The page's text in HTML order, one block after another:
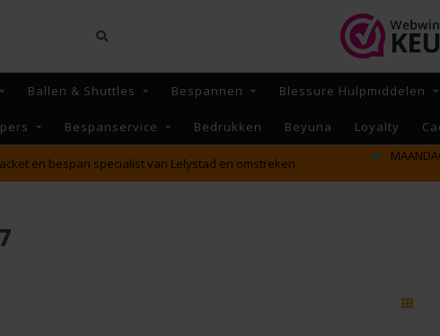
Ballen & Shuttles Bespannen Blessure Hulpmiddelen
Bespanservice Bedrukken Beyuna Loyalty
MAANDAG t/m VRIJDAG voor 16:00 besteld, Dezelfde dag
verzonden!*